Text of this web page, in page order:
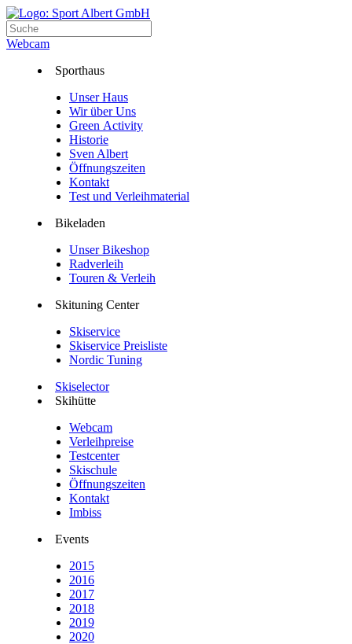
Webcam
Sporthaus
Unser Haus
Wir über Uns
Green Activity
Historie
Sven Albert
Öffnungszeiten
Kontakt
Test und Verleihmaterial
Bikeladen
Unser Bikeshop
Radverleih
Touren & Verleih
Skituning Center
Skiservice
Skiservice Preisliste
Nordic Tuning
Skiselector
Skihütte
Webcam
Verleihpreise
Testcenter
Skischule
Öffnungszeiten
Kontakt
Imbiss
Events
2015
2016
2017
2018
2019
2020